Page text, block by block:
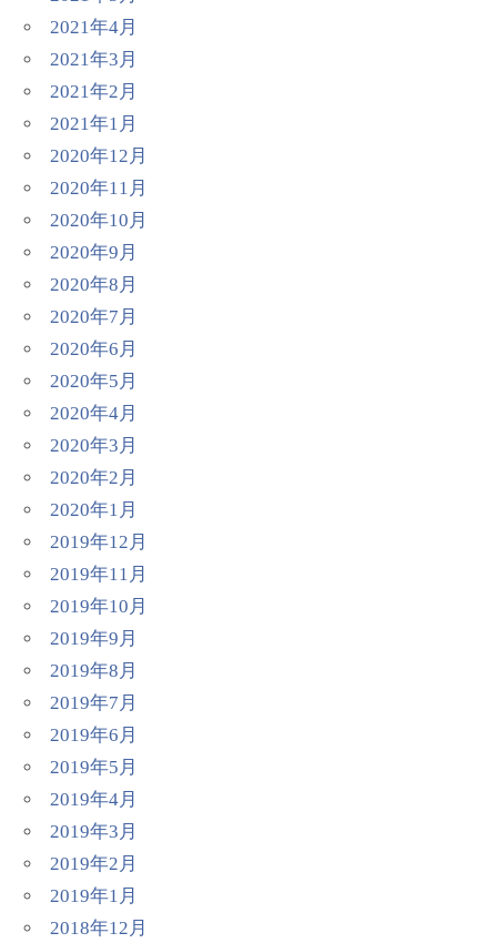
2021年4月
2021年3月
2021年2月
2021年1月
2020年12月
2020年11月
2020年10月
2020年9月
2020年8月
2020年7月
2020年6月
2020年5月
2020年4月
2020年3月
2020年2月
2020年1月
2019年12月
2019年11月
2019年10月
2019年9月
2019年8月
2019年7月
2019年6月
2019年5月
2019年4月
2019年3月
2019年2月
2019年1月
2018年12月